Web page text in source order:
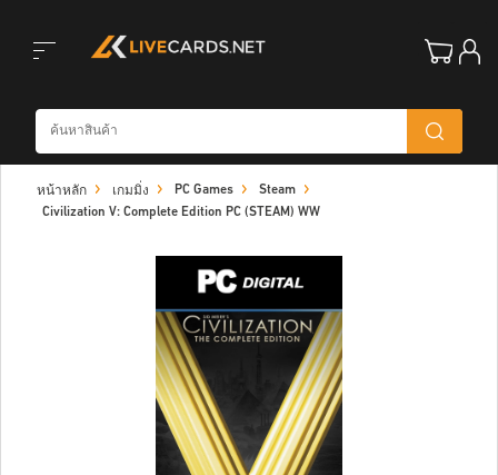
navigation
หน้าหลัก เกมมิ่ง PC Games
Steam
Civilization V: Complete Edition PC (STEAM) WW